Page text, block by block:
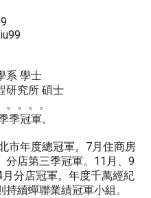
系 學士
研究所 碩士
。。。
季冠軍。
市年度總冠軍。7月住商房
分店第三季冠軍。11月、9
分店冠軍。年度千萬經紀
持續蟬聯業績冠軍小組。